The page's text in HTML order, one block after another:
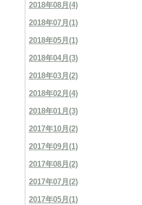
2018年08月(4)
2018年07月(1)
2018年05月(1)
2018年04月(3)
2018年03月(2)
2018年02月(4)
2018年01月(3)
2017年10月(2)
2017年09月(1)
2017年08月(2)
2017年07月(2)
2017年05月(1)